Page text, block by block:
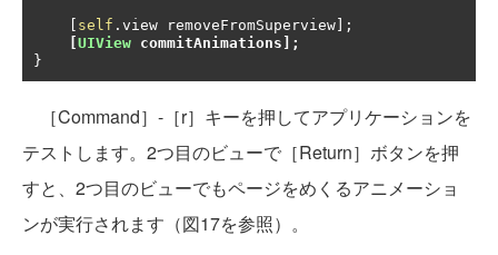
self . view removeFromSuperview ];
UIView commitAnimations ];
}
［Command］-［r］キーを押してアプリケーションを
テストします。2つ目のビューで［Return］ボタンを押
すと、2つ目のビューでもページをめくるアニメーショ
ンが実行されます（図17を参照）。